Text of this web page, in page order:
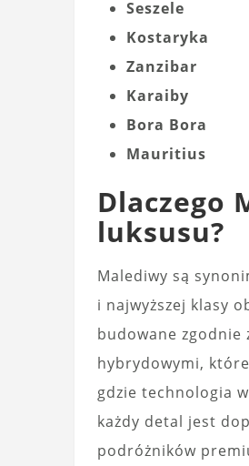
Seszele
Kostaryka
Zanzibar
Karaiby
Bora Bora
Mauritius
Dlaczego
luksusu?
Malediwy są
i najwyższej klasy
budowane zgodnie
hybrydowymi,
gdzie technologia
każdy detal jest
podróżników